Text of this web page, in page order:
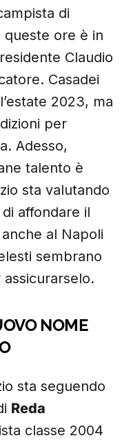
di
ore è in
Claudio
Casadei
2023, ma
per
Adesso,
talento è
sta valutando
affondare il
al Napoli
sembrano
NOME
sta seguendo
Reda
classe 2004